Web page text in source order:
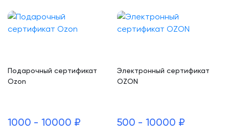
Подарочный сертификат
Ozon
1000 - 10000 ₽
Электронный сертификат
OZON
500 - 10000 ₽